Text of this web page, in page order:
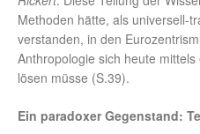
Methoden hätte, als universell-
verstanden, in den
Anthropologie sich heute
lösen müsse (S.39).
Ein paradoxer Gegenstand: